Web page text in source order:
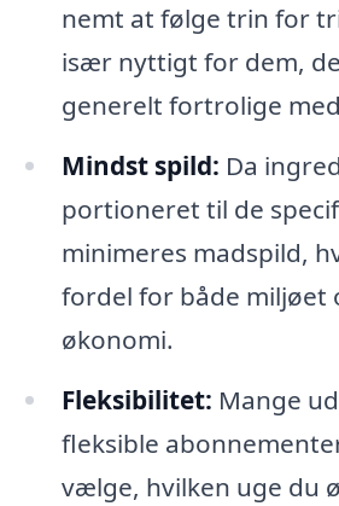
nemt at følge trin for
især nyttigt for dem,
generelt fortrolige
Mindst spild: Da
portioneret til de
minimeres madspild,
fordel for både miljøet
økonomi.
Fleksibilitet: Mange
fleksible
vælge, hvilken uge du